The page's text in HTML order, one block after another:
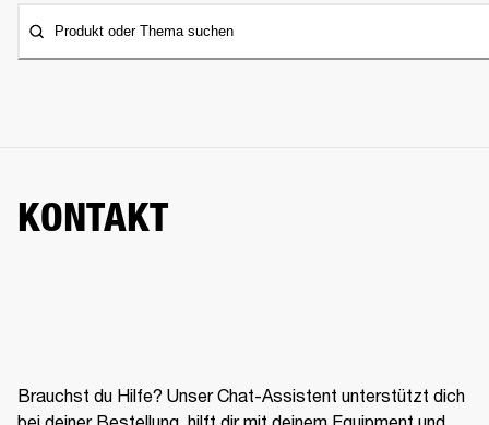
Produkt oder Thema suchen
KONTAKT
Brauchst du Hilfe? Unser Chat-Assistent unterstützt dich